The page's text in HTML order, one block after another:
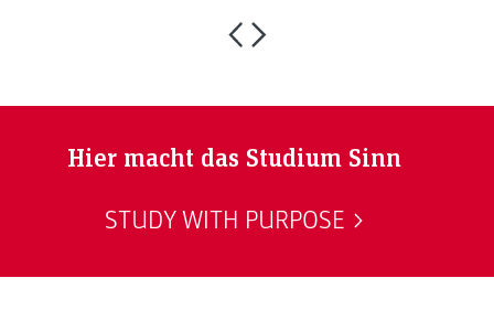
Hier macht das Studium Sinn
STUDY WITH PURPOSE